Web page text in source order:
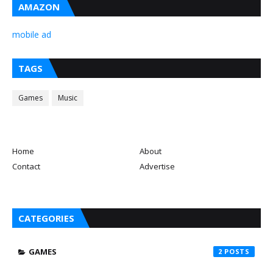
AMAZON
mobile ad
TAGS
Games Music
Home
About
Contact
Advertise
CATEGORIES
GAMES 2